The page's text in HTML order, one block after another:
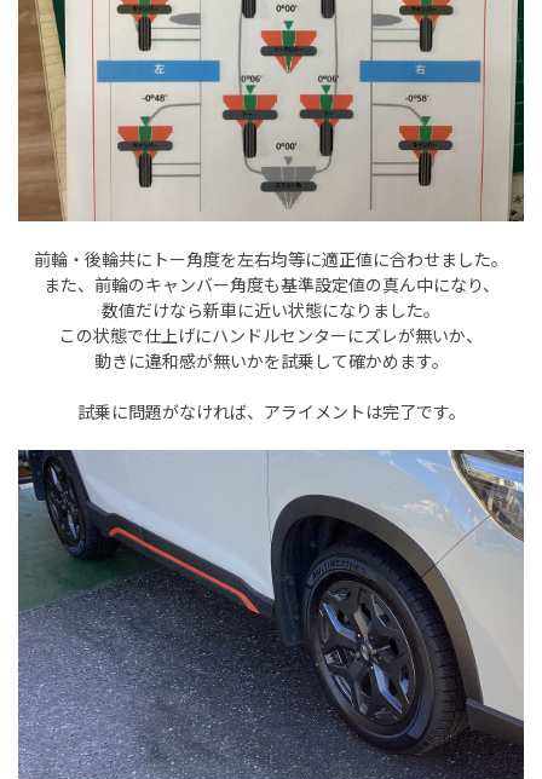
前輪・後輪共にトー角度を左右均等に適正値に合わせました。
また、前輪のキャンバー角度も基準設定値の真ん中になり、
数値だけなら新車に近い状態になりました。
この状態で仕上げにハンドルセンターにズレが無いか、
動きに違和感が無いかを試乗して確かめます。
試乗に問題がなければ、アライメントは完了です。